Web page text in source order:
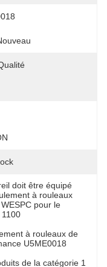
doit être équipé
à rouleaux
pour le
à rouleaux de
U5ME0018
de la catégorie 1